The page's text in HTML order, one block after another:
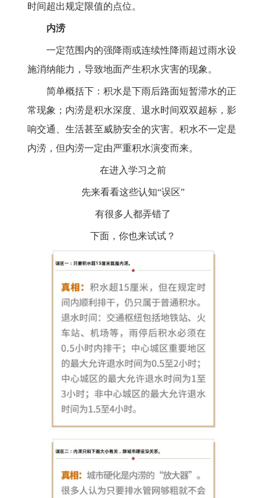
时间超出规定限值的点位。
内涝
一定范围内的强降雨或连续性降雨超过雨水设
施消纳能力，导致地面产生积水灾害的现象。
简单概括下：积水是下雨后路面短暂滞水的正
常现象；内涝是积水深度、退水时间双双超标，影
响交通、生活甚至威胁安全的灾害。积水不一定是
内涝，但内涝一定由严重积水演变而来。
在进入学习之前
先来看看这些认知“误区”
有很多人都弄错了
下面，你也来试试？